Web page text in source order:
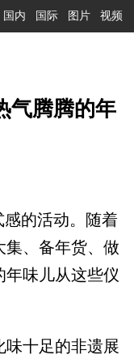
国内 国际 图片 视频
气腾腾的年
的活动。随着
集、备年货、做
味儿从这些仪
十足的非遗展